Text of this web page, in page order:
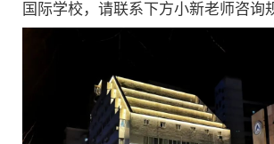
国际学校，请联系下方小新老师咨询